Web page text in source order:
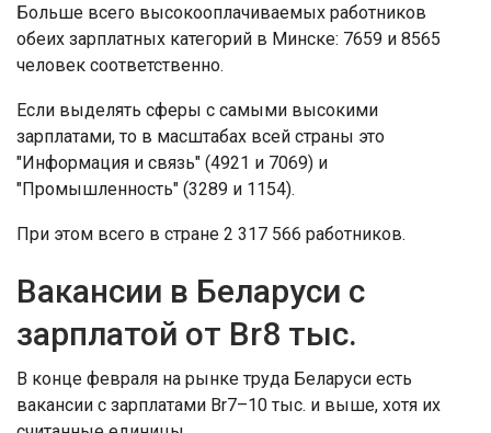
Больше всего высокооплачиваемых работников
обеих зарплатных категорий в Минске: 7659 и 8565
человек соответственно.
Если выделять сферы с самыми высокими
зарплатами, то в масштабах всей страны это
"Информация и связь" (4921 и 7069) и
"Промышленность" (3289 и 1154).
При этом всего в стране 2 317 566 работников.
Вакансии в Беларуси с
зарплатой от Br8 тыс.
В конце февраля на рынке труда Беларуси есть
вакансии с зарплатами Br7–10 тыс. и выше, хотя их